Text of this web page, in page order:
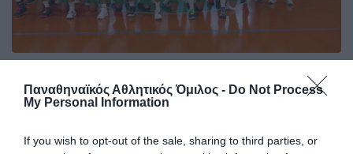
Παναθηναϊκός Αθλητικός Όμιλος - Do Not Process
My Personal Information
If you wish to opt-out of the sale, sharing to third parties, or
εφήβων στο PAOTV
πανελληνίου πρωταθλήματος βόλεϊ και στοχεύουν στον
1600ο τίτλο του Συλλόγου.